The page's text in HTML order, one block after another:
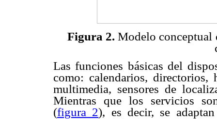
Figura 2. Modelo conceptual
Las funciones básicas del
como: calendarios, directorios,
multimedia, sensores de
Mientras que los servicios
(figura 2), es decir, se